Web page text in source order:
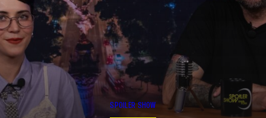
SPOILER SHOW